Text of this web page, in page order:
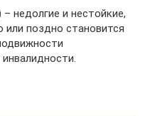
недолгие и нестойкие,
или поздно становится